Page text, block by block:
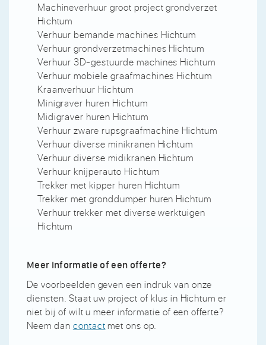
Machineverhuur groot project grondverzet
Hichtum
Verhuur bemande machines Hichtum
Verhuur grondverzetmachines Hichtum
Verhuur 3D-gestuurde machines Hichtum
Verhuur mobiele graafmachines Hichtum
Kraanverhuur Hichtum
Minigraver huren Hichtum
Midigraver huren Hichtum
Verhuur zware rupsgraafmachine Hichtum
Verhuur diverse minikranen Hichtum
Verhuur diverse midikranen Hichtum
Verhuur knijperauto Hichtum
Trekker met kipper huren Hichtum
Trekker met gronddumper huren Hichtum
Verhuur trekker met diverse werktuigen
Hichtum
Meer informatie of een offerte?
De voorbeelden geven een indruk van onze
diensten. Staat uw project of klus in Hichtum er
niet bij of wilt u meer informatie of een offerte?
Neem dan contactmet ons op.